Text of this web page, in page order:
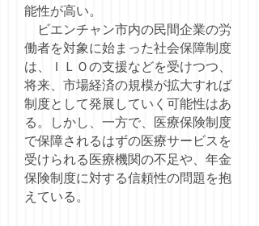
能性が高い。
ビエンチャン市内の民間企業の労
働者を対象に始まった社会保障制度
は、ＩＬＯの支援などを受けつつ、
将来、市場経済の規模が拡大すれば
制度として発展していく可能性はあ
る。しかし、一方で、医療保険制度
で保障されるはずの医療サービスを
受けられる医療機関の不足や、年金
保険制度に対する信頼性の問題を抱
えている。